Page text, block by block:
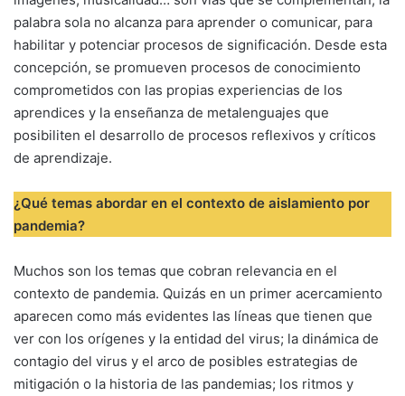
palabra sola no alcanza para aprender o comunicar, para
habilitar y potenciar procesos de significación. Desde esta
concepción, se promueven procesos de conocimiento
comprometidos con las propias experiencias de los
aprendices y la enseñanza de metalenguajes que
posibiliten el desarrollo de procesos reflexivos y críticos
de aprendizaje.
¿Qué temas abordar en el contexto de aislamiento por
pandemia?
Muchos son los temas que cobran relevancia en el
contexto de pandemia. Quizás en un primer acercamiento
aparecen como más evidentes las líneas que tienen que
ver con los orígenes y la entidad del virus; la dinámica de
contagio del virus y el arco de posibles estrategias de
mitigación o la historia de las pandemias; los ritmos y